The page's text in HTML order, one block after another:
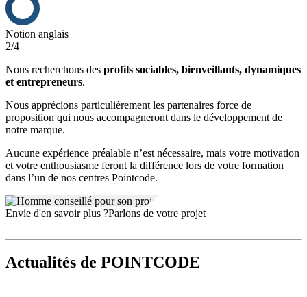
Notion anglais
2/4
Nous recherchons des profils sociables, bienveillants, dynamiques
et entrepreneurs.
Nous apprécions particulièrement les partenaires force de
proposition qui nous accompagneront dans le développement de
notre marque.
Aucune expérience préalable n’est nécessaire, mais votre motivation
et votre enthousiasme feront la différence lors de votre formation
dans l’un de nos centres Pointcode.
Envie d'en savoir plus ?Parlons de votre projet
Actualités de POINTCODE